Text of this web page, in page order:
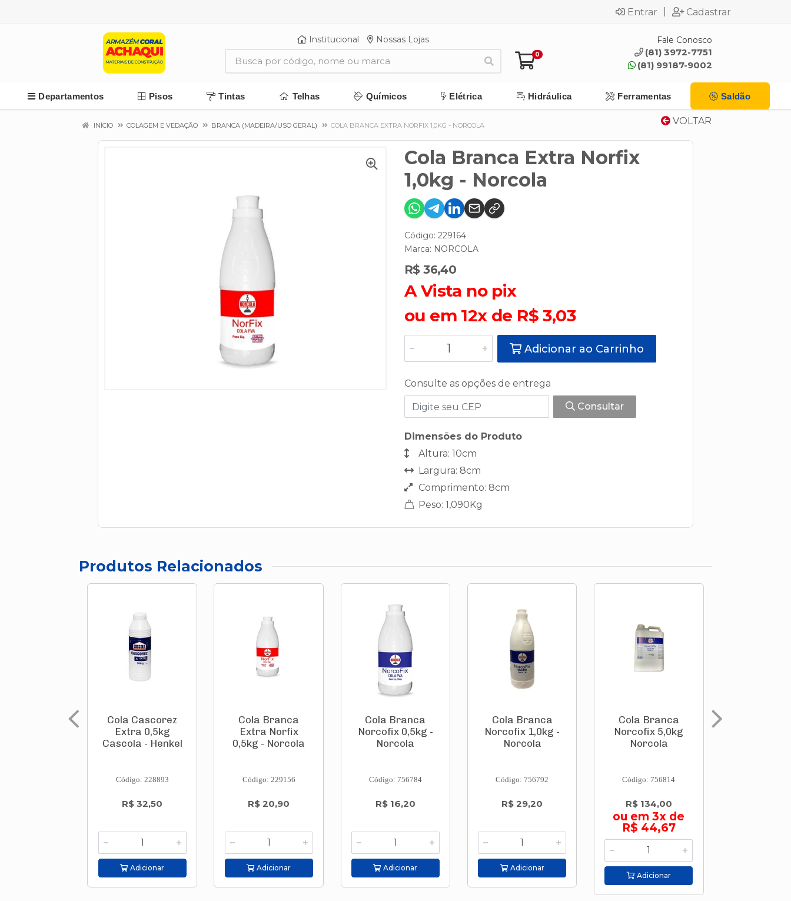
Entrar Cadastrar
Institucional Nossas Lojas
0
Fale Conosco
(81) 3972-7751
(81) 99187-9002
Departamentos Pisos Tintas Telhas Químicos Elétrica Hidráulica Ferramentas Saldão
VOLTAR
INÍCIO COLAGEM E VEDAÇÃO BRANCA (MADEIRA/USO GERAL) COLA BRANCA EXTRA NORFIX 1,0KG - NORCOLA
Cola Branca Extra Norfix
1,0kg - Norcola
Código: 229164
Marca: NORCOLA
R$ 36,40
A Vista no pix
ou em 12x de R$ 3,03
Adicionar ao Carrinho
Consulte as opções de entrega
Consultar
Dimensões do Produto
Altura: 10cm
Largura: 8cm
Comprimento: 8cm
Peso: 1,090Kg
Produtos Relacionados
Cola Cascorez
Extra 0,5kg
Cascola - Henkel
Código: 228893
R$ 32,50
Adicionar
Cola Branca
Extra Norfix
0,5kg - Norcola
Código: 229156
R$ 20,90
Adicionar
Cola Branca
Norcofix 0,5kg -
Norcola
Código: 756784
R$ 16,20
Adicionar
Cola Branca
Norcofix 1,0kg -
Norcola
Código: 756792
R$ 29,20
Adicionar
Cola Branca
Norcofix 5,0kg
Norcola
Código: 756814
R$ 134,00
ou em 3x de
R$ 44,67
Adicionar